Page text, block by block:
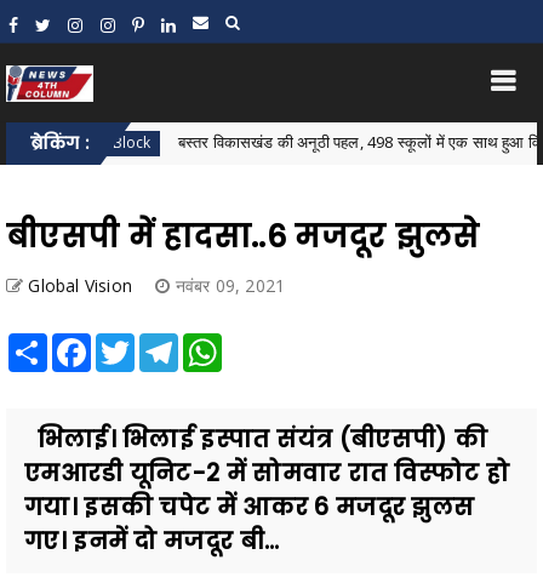
ब्रेकिंग :
Block बस्तर विकासखंड की अनूठी पहल, 498 स्कूलों में एक साथ हुआ विकासखंड
बीएसपी में हादसा..6 मजदूर झुलसे
Global Vision नवंबर 09, 2021
Share Facebook
TwitterTelegram
भिलाई। भिलाई इस्पात संयंत्र (बीएसपी) की
एमआरडी यूनिट-2 में सोमवार रात विस्फोट हो
गया। इसकी चपेट में आकर 6 मजदूर झुलस
गए। इनमें दो मजदूर बी...